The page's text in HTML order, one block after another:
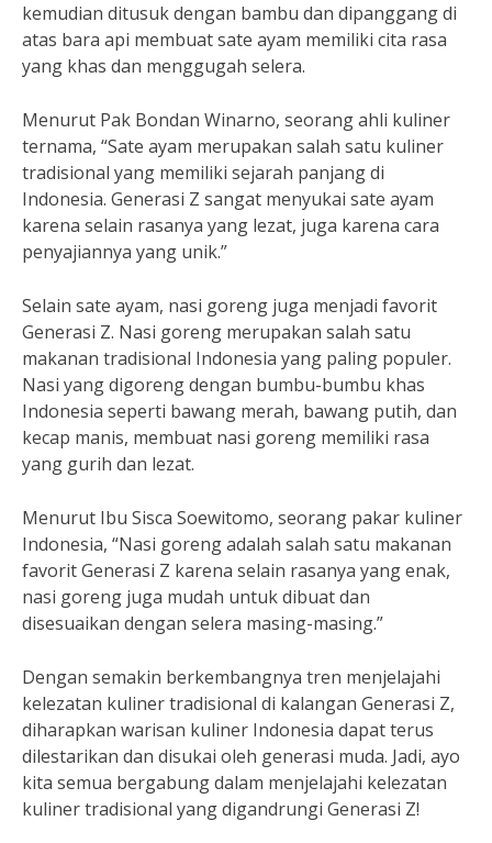
kemudian ditusuk dengan bambu dan dipanggang di
atas bara api membuat sate ayam memiliki cita rasa
yang khas dan menggugah selera.
Menurut Pak Bondan Winarno, seorang ahli kuliner
ternama, “Sate ayam merupakan salah satu kuliner
tradisional yang memiliki sejarah panjang di
Indonesia. Generasi Z sangat menyukai sate ayam
karena selain rasanya yang lezat, juga karena cara
penyajiannya yang unik.”
Selain sate ayam, nasi goreng juga menjadi favorit
Generasi Z. Nasi goreng merupakan salah satu
makanan tradisional Indonesia yang paling populer.
Nasi yang digoreng dengan bumbu-bumbu khas
Indonesia seperti bawang merah, bawang putih, dan
kecap manis, membuat nasi goreng memiliki rasa
yang gurih dan lezat.
Menurut Ibu Sisca Soewitomo, seorang pakar kuliner
Indonesia, “Nasi goreng adalah salah satu makanan
favorit Generasi Z karena selain rasanya yang enak,
nasi goreng juga mudah untuk dibuat dan
disesuaikan dengan selera masing-masing.”
Dengan semakin berkembangnya tren menjelajahi
kelezatan kuliner tradisional di kalangan Generasi Z,
diharapkan warisan kuliner Indonesia dapat terus
dilestarikan dan disukai oleh generasi muda. Jadi, ayo
kita semua bergabung dalam menjelajahi kelezatan
kuliner tradisional yang digandrungi Generasi Z!